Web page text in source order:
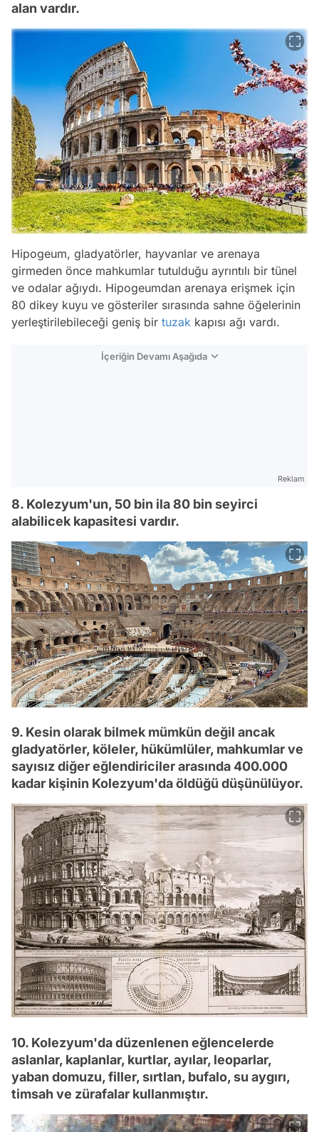
alan vardır.
Hipogeum, gladyatörler, hayvanlar ve arenaya
girmeden önce mahkumlar tutulduğu ayrıntılı bir tünel
ve odalar ağıydı. Hipogeumdan arenaya erişmek için
80 dikey kuyu ve gösteriler sırasında sahne öğelerinin
yerleştirilebileceği geniş bir tuzak kapısı ağı vardı.
İçeriğin Devamı Aşağıda
Reklam
8. Kolezyum'un, 50 bin ila 80 bin seyirci
alabilicek kapasitesi vardır.
9. Kesin olarak bilmek mümkün değil ancak
gladyatörler, köleler, hükümlüler, mahkumlar ve
sayısız diğer eğlendiriciler arasında 400.000
kadar kişinin Kolezyum'da öldüğü düşünülüyor.
10. Kolezyum'da düzenlenen eğlencelerde
aslanlar, kaplanlar, kurtlar, ayılar, leoparlar,
yaban domuzu, filler, sırtlan, bufalo, su aygırı,
timsah ve zürafalar kullanmıştır.